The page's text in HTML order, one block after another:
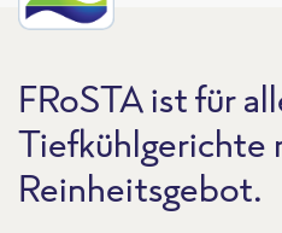
FRoSTA ist für
Tiefkühlgerichte
Reinheitsgebot.